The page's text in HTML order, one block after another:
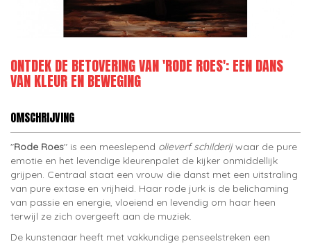
ONTDEK DE BETOVERING VAN 'RODE ROES': EEN DANS
VAN KLEUR EN BEWEGING
OMSCHRIJVING
"Rode Roes" is een meeslepend olieverf schilderijwaar de pure
emotie en het levendige kleurenpalet de kijker onmiddellijk
grijpen. Centraal staat een vrouw die danst met een uitstraling
van pure extase en vrijheid. Haar rode jurk is de belichaming
van passie en energie, vloeiend en levendig om haar heen
terwijl ze zich overgeeft aan de muziek.
De kunstenaar heeft met vakkundige penseelstreken een